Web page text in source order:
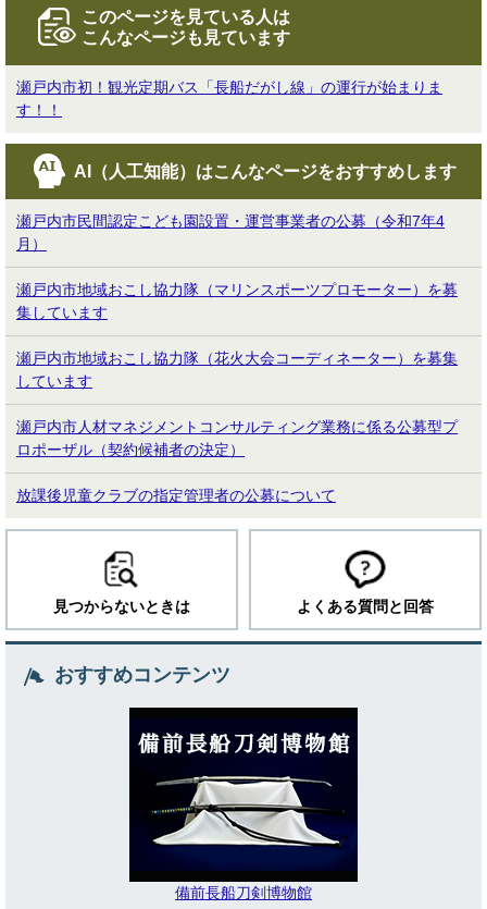
このページを見ている人は
こんなページも見ています
瀬戸内市初！観光定期バス「長船だがし線」の運行が始まりま
す！！
AI（人工知能）はこんなページをおすすめします
瀬戸内市民間認定こども園設置・運営事業者の公募（令和7年4
月）
瀬戸内市地域おこし協力隊（マリンスポーツプロモーター）を募
集しています
瀬戸内市地域おこし協力隊（花火大会コーディネーター）を募集
しています
瀬戸内市人材マネジメントコンサルティング業務に係る公募型プ
ロポーザル（契約候補者の決定）
放課後児童クラブの指定管理者の公募について
見つからないときは よくある質問と回答
おすすめコンテンツ
備前長船刀剣博物館